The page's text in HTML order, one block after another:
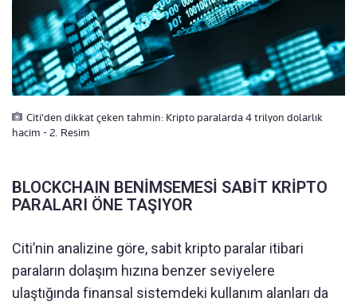
Citi'den dikkat çeken tahmin: Kripto paralarda 4 trilyon dolarlık
hacim - 2. Resim
BLOCKCHAIN BENİMSEMESİ SABİT KRİPTO
PARALARI ÖNE TAŞIYOR
Citi’nin analizine göre, sabit kripto paralar itibari
paraların dolaşım hızına benzer seviyelere
ulaştığında finansal sistemdeki kullanım alanları da